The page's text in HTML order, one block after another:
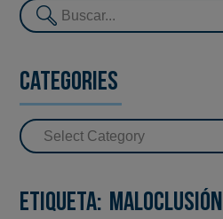
Categories
Etiqueta: maloclusión